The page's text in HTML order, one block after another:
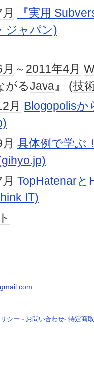
『実用
ジャパン)
～ 2011年4月
がるJava』 (技
月 Blogopolisか
具体例で学ぶ
TopHatenarと
IT)
シー - お問い合わせ- 特定商